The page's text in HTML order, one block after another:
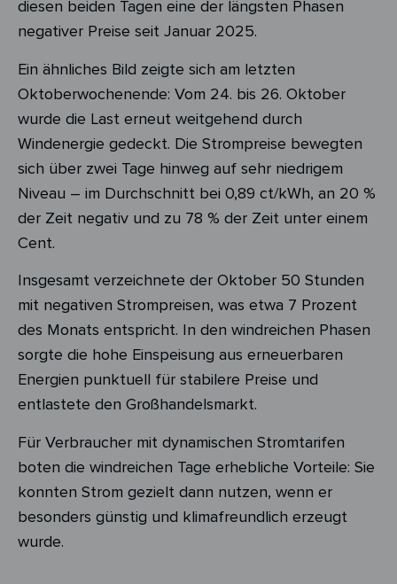
diesen beiden Tagen eine der längsten Phasen
negativer Preise seit Januar 2025.
Ein ähnliches Bild zeigte sich am letzten
Oktoberwochenende: Vom 24. bis 26. Oktober
wurde die Last erneut weitgehend durch
Windenergie gedeckt. Die Strompreise bewegten
sich über zwei Tage hinweg auf sehr niedrigem
Niveau – im Durchschnitt bei 0,89 ct/kWh, an 20 %
der Zeit negativ und zu 78 % der Zeit unter einem
Cent.
Insgesamt verzeichnete der Oktober 50 Stunden
mit negativen Strompreisen, was etwa 7 Prozent
des Monats entspricht. In den windreichen Phasen
sorgte die hohe Einspeisung aus erneuerbaren
Energien punktuell für stabilere Preise und
entlastete den Großhandelsmarkt.
Für Verbraucher mit dynamischen Stromtarifen
boten die windreichen Tage erhebliche Vorteile: Sie
konnten Strom gezielt dann nutzen, wenn er
besonders günstig und klimafreundlich erzeugt
wurde.